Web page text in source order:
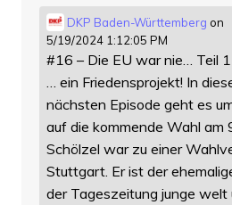
DKP Baden-Württemberg on
5/19/2024 1:12:05 PM
#16 – Die EU war nie… Teil 1
… ein Friedensprojekt! In
nächsten Episode geht es
auf die kommende Wahl am
Schölzel war zu einer
Stuttgart. Er ist der
der Tageszeitung junge welt